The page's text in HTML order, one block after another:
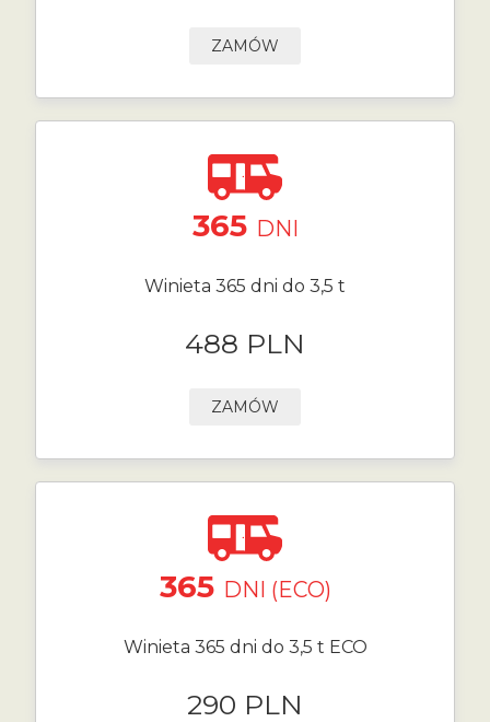
ZAMÓW
365 DNI
Winieta 365 dni do 3,5 t
488 PLN
ZAMÓW
365 DNI (ECO)
Winieta 365 dni do 3,5 t ECO
290 PLN